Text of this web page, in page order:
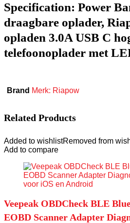
Specification: Power
draagbare oplader,
opladen 3.0A USB C
telefoonoplader met
Brand Merk: Riapow
Related Products
Added to wishlistRemoved from
Add to compare
Veepeak OBDCheck BLE
EOBD Scanner Adapter